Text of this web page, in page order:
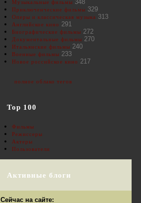
Музыкальные фильмы 348
Приключенческие фильмы 329
Оперы и классическая музыка 313
Английское кино 291
Биографические фильмы 272
Документальные фильмы 270
Итальянские фильмы 240
Военные фильмы 233
Новое российское кино 217
полное облако тегов
Top 100
Фильмы
Режиссеры
Актеры
Пользователи
Активные блоги
Сейчас на сайте: